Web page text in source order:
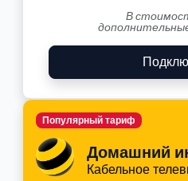
В
Домашний
Кабельное
Популярный тариф